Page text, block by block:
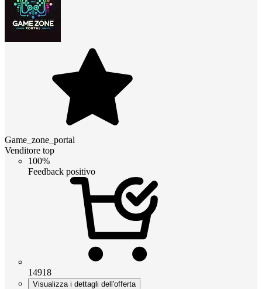
Game_zone_portal
Venditore top
100%
Feedback positivo
14918
Visualizza i dettagli dell'offerta